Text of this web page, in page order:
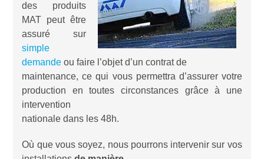
des produits
MAT peut être
assuré sur
simple
demande ou faire l’objet d’un contrat de
maintenance, ce qui vous permettra d’assurer votre
production en toutes circonstances grâce à une
intervention
nationale dans les 48h.
Où que vous soyez, nous pourrons intervenir sur vos